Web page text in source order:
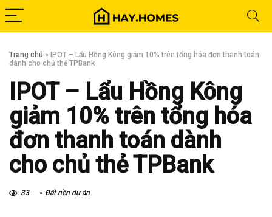
Trang chủ » IPOT – Lẩu Hồng Kông giảm 10% trên tổng hóa đơn thanh toán
dành cho chủ thẻ TPBank
IPOT – Lẩu Hồng Kông
giảm 10% trên tổng hóa
đơn thanh toán dành
cho chủ thẻ TPBank
33 Đất nền dự án